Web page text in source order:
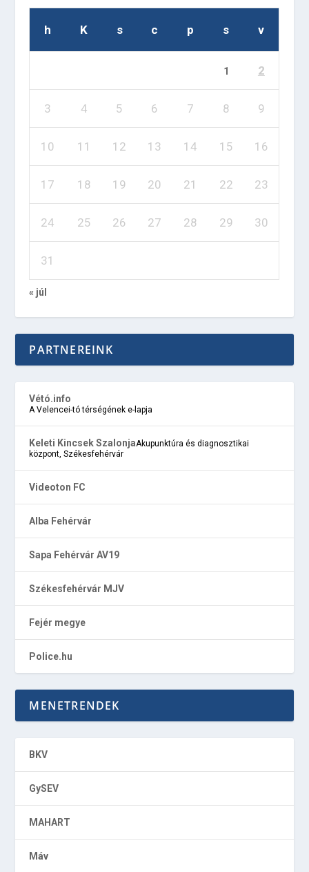
h K s c p s v
1 2
3 4 5 6 7 8 9
10 11 12 13 14 15 16
17 18 19 20 21 22 23
24 25 26 27 28 29 30
31
« júl
PARTNEREINK
Vétó.info
A Velencei-tó térségének e-lapja
Keleti Kincsek SzalonjaAkupunktúra és diagnosztikai
központ, Székesfehérvár
Videoton FC
Alba Fehérvár
Sapa Fehérvár AV19
Székesfehérvár MJV
Fejér megye
Police.hu
MENETRENDEK
BKV
GySEV
MAHART
Máv